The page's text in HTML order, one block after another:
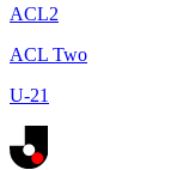
ACL2
ACL Two
U-21